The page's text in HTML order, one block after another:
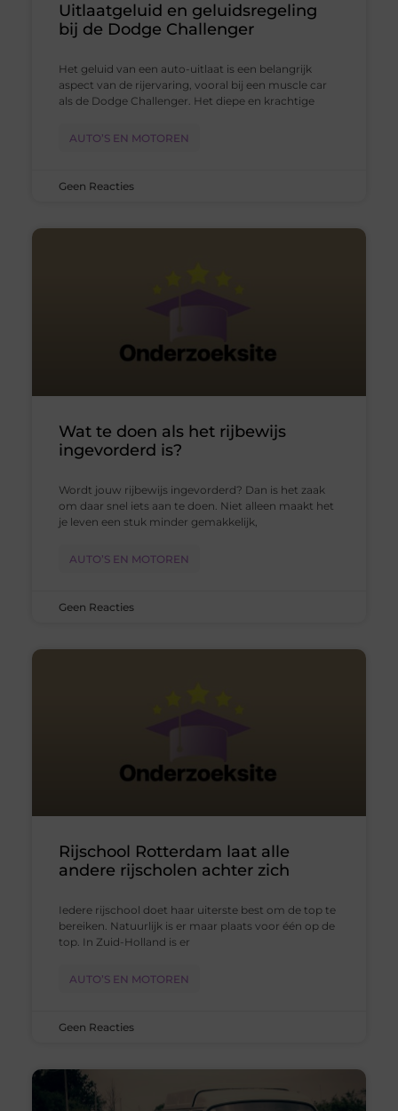
Uitlaatgeluid en geluidsregeling
bij de Dodge Challenger
Het geluid van een auto-uitlaat is een belangrijk
aspect van de rijervaring, vooral bij een muscle car
als de Dodge Challenger. Het diepe en krachtige
AUTO’S EN MOTOREN
Geen Reacties
Wat te doen als het rijbewijs
ingevorderd is?
Wordt jouw rijbewijs ingevorderd? Dan is het zaak
om daar snel iets aan te doen. Niet alleen maakt het
je leven een stuk minder gemakkelijk,
AUTO’S EN MOTOREN
Geen Reacties
Rijschool Rotterdam laat alle
andere rijscholen achter zich
Iedere rijschool doet haar uiterste best om de top te
bereiken. Natuurlijk is er maar plaats voor één op de
top. In Zuid-Holland is er
AUTO’S EN MOTOREN
Geen Reacties